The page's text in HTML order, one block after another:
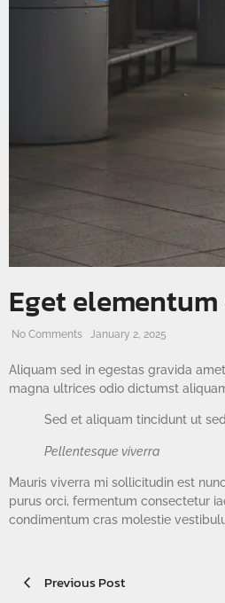
Eget
No Comments January 2, 2025
Aliquam sed in egestas gravida
magna ultrices odio dictumst
Sed et aliquam tincidunt ut
Pellentesque viverra
Mauris viverra mi sollicitudin est
purus orci, fermentum consectetur
condimentum cras molestie
Previous Post